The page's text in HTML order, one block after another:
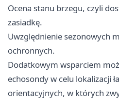
Ocena stanu brzegu, czyli
zasiadkę.
Uwzględnienie sezonowych
ochronnych.
Dodatkowym wsparciem
echosondy w celu lokalizacji
orientacyjnych, w których